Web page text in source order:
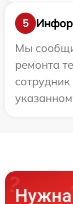
5
Мы
ремонта
Нужна